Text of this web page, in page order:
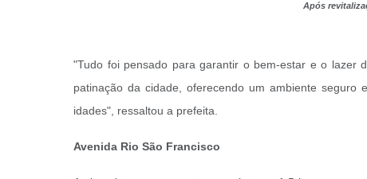
Após
"Tudo foi pensado para garantir o bem-estar e o lazer
patinação da cidade, oferecendo um ambiente
idades", ressaltou a prefeita.
Avenida Rio São Francisco